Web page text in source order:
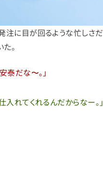
に目が回るような忙しさだ
。
泰だな〜。」
れてくれるんだからなー。」